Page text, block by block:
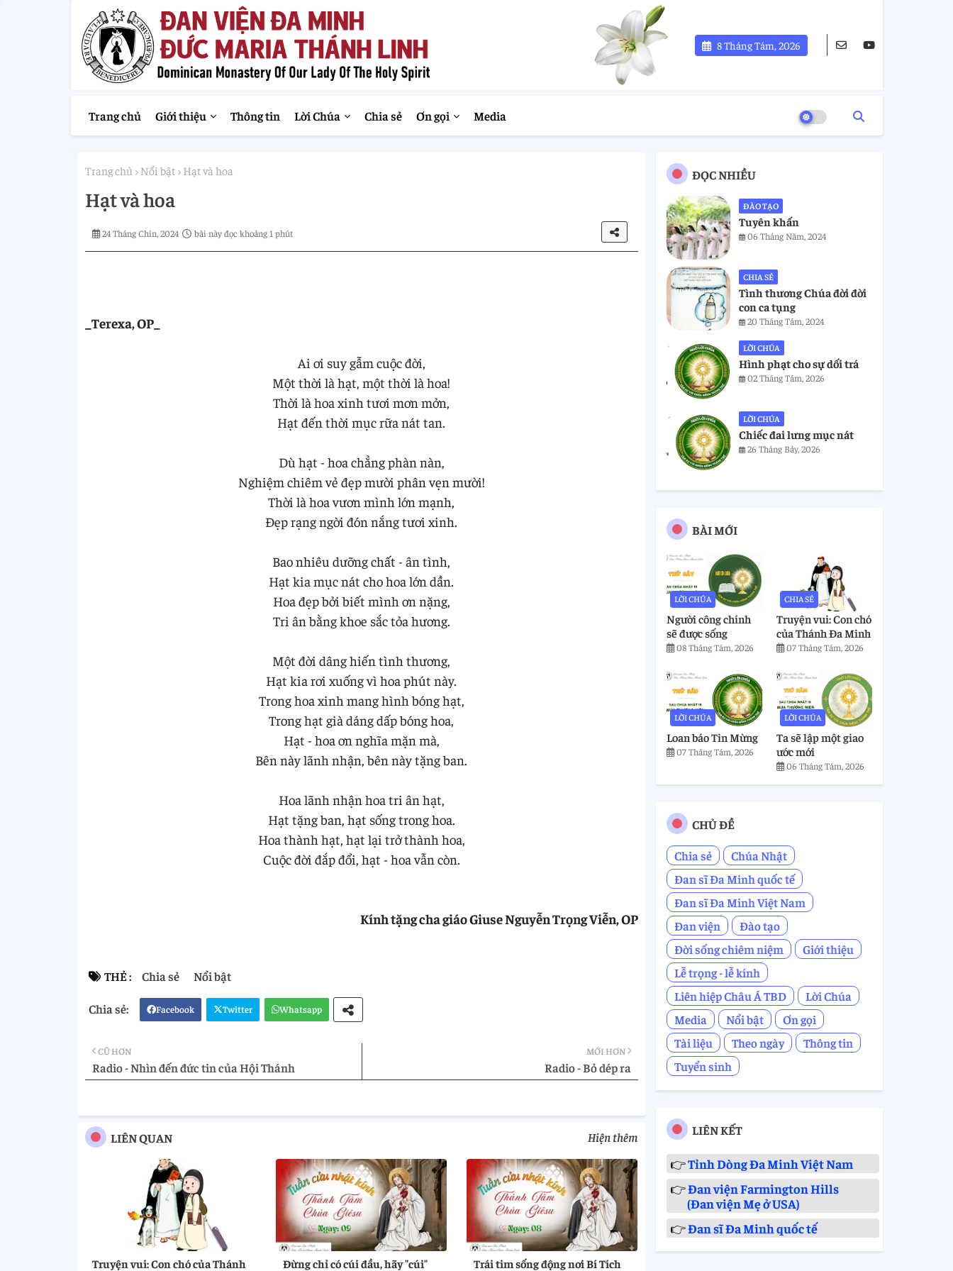
8 Tháng Tám, 2026
Trang chủ Giới thiệu Thông tin Lời Chúa Chia sẻ Ơn gọi Media
Trang chủ Nổi bật Hạt và hoa
Hạt và hoa
24 Tháng Chín, 2024 bài này đọc khoảng 1 phút
_Terexa, OP_
Ai ơi suy gẫm cuộc đời,
Một thời là hạt, một thời là hoa!
Thời là hoa xinh tươi mơn mởn,
Hạt đến thời mục rữa nát tan.
Dù hạt - hoa chẳng phàn nàn,
Nghiệm chiêm vẻ đẹp mười phân vẹn mười!
Thời là hoa vươn mình lớn mạnh,
Đẹp rạng ngời đón nắng tươi xinh.
Bao nhiêu dưỡng chất - ân tình,
Hạt kia mục nát cho hoa lớn dần.
Hoa đẹp bởi biết mình ơn nặng,
Tri ân bằng khoe sắc tỏa hương.
Một đời dâng hiến tình thương,
Hạt kia rơi xuống vì hoa phút này.
Trong hoa xinh mang hình bóng hạt,
Trong hạt già dáng dấp bóng hoa,
Hạt - hoa ơn nghĩa mặn mà,
Bên này lãnh nhận, bên này tặng ban.
Hoa lãnh nhận hoa tri ân hạt,
Hạt tặng ban, hạt sống trong hoa.
Hoa thành hạt, hạt lại trở thành hoa,
Cuộc đời đắp đổi, hạt - hoa vẫn còn.
Kính tặng cha giáo Giuse Nguyễn Trọng Viễn, OP
THẺ : Chia sẻ Nổi bật
Facebook Twitter Whatsapp
MỚI HƠN
Radio - Bỏ dép ra
CŨ HƠN
Radio - Nhìn đến đức tin của Hội Thánh
LIÊN QUAN Hiện thêm
Truyện vui: Con chó của Thánh
Đừng chỉ có cúi đầu, hãy "cúi"
Trái tim sống động nơi Bí Tích
ĐỌC NHIỀU
ĐÀO TẠO
Tuyên khấn
06 Tháng Năm, 2024
CHIA SẺ
Tình thương Chúa đời đời
con ca tụng
20 Tháng Tám, 2024
LỜI CHÚA
Hình phạt cho sự dối trá
02 Tháng Tám, 2026
LỜI CHÚA
Chiếc đai lưng mục nát
26 Tháng Bảy, 2026
BÀI MỚI
LỜI CHÚA
Người công chính
sẽ được sống
08 Tháng Tám, 2026
CHIA SẺ
Truyện vui: Con chó
của Thánh Đa Minh
07 Tháng Tám, 2026
LỜI CHÚA
Loan báo Tin Mừng
07 Tháng Tám, 2026
LỜI CHÚA
Ta sẽ lập một giao
ước mới
06 Tháng Tám, 2026
CHỦ ĐỀ
Chia sẻ
Chúa Nhật
Đan sĩ Đa Minh quốc tế
Đan sĩ Đa Minh Việt Nam
Đan viện
Đào tạo
Đời sống chiêm niệm
Giới thiệu
Lễ trọng - lễ kính
Liên hiệp Châu Á TBD
Lời Chúa
Media
Nổi bật
Ơn gọi
Tài liệu
Theo ngày
Thông tin
Tuyển sinh
LIÊN KẾT
👉Tỉnh Dòng Đa Minh Việt Nam
👉Đan viện Farmington Hills
(Đan viện Mẹ ở USA)
👉Đan sĩ Đa Minh quốc tế